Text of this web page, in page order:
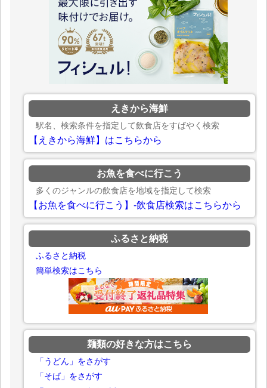
えきから海鮮
駅名、検索条件を指定して飲食店をすばやく検索
【えきから海鮮】はこちらから
お魚を食べに行こう
多くのジャンルの飲食店を地域を指定して検索
【お魚を食べに行こう】-飲食店検索はこちらから
ふるさと納税
ふるさと納税
簡単検索はこちら
麺類の好きな方はこちら
「うどん」をさがす
「そば」をさがす